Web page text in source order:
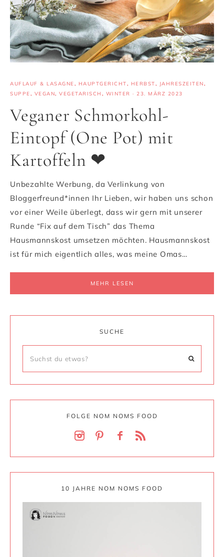
AUFLAUF & LASAGNE, HAUPTGERICHT, HERBST, JAHRESZEITEN,
SUPPE, VEGAN, VEGETARISCH , WINTER · 23. MÄRZ 2023
Veganer Schmorkohl-
Eintopf (One Pot) mit
Kartoffeln ❤
Unbezahlte Werbung, da Verlinkung von
Bloggerfreund*innen Ihr Lieben, wir haben uns schon
vor einer Weile überlegt, dass wir gern mit unserer
Runde “Fix auf dem Tisch” das Thema
Hausmannskost umsetzen möchten. Hausmannskost
ist für mich eigentlich alles, was meine Omas…
MEHR LESEN
SUCHE
FOLGE NOM NOMS FOOD
10 JAHRE NOM NOMS FOOD